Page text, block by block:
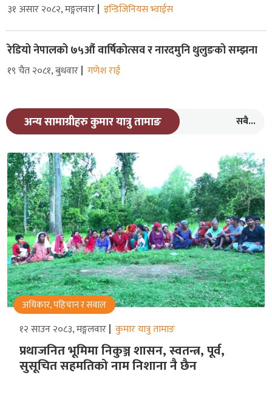
३१ असार २०८२, मङ्गलवार इन्डिजिनियस भ्वाईस
रेडियो नेपालको ७५औं वार्षिकोत्सव र नारदमुनि थुलुङको सम्झना
१९ चैत २०८१, बुधवार गणेश राई
अन्य सामाग्रीहरु कुमार यात्रु तामाङ सबै...
अधिकार, पहिचान र सवाल
१२ साउन २०८३, मङ्गलवार कुमार यात्रु तामाङ
प्रथाजनित भूमिमा निकुञ्ज शासन, स्वतन्त्र, पूर्व,
सुसूचित सहमतिको नाम निशाना नै छैन